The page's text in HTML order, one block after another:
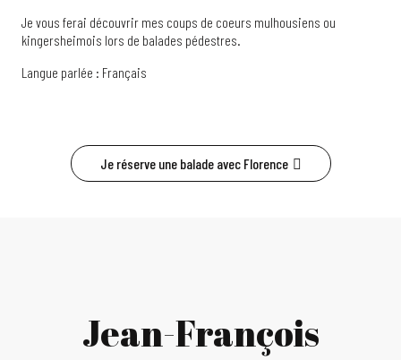
Je vous ferai découvrir mes coups de coeurs mulhousiens ou
kingersheimois lors de balades pédestres.
Langue parlée : Français
Je réserve une balade avec Florence
Jean-François